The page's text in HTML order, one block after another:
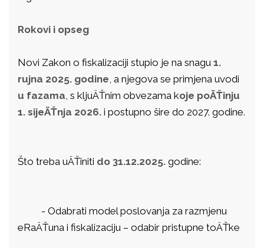
Rokovi i opseg
Novi Zakon o fiskalizaciji stupio je na snagu 1.
rujna 2025. godine , a njegova se primjena uvodi
u fazama , s kljuÄŤnim obvezama koje poÄŤinju
1. sijeÄŤnja 2026. i postupno šire do 2027. godine.
Što treba uÄŤiniti do 31.12.2025. godine:
- Odabrati model poslovanja za razmjenu
eRaÄŤuna i fiskalizaciju – odabir pristupne toÄŤke